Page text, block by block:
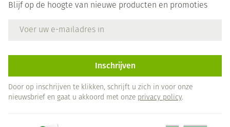
Blijf op de hoogte van nieuwe producten en promoties
Inschrijven
Door op inschrijven te klikken, schrijft u zich in voor onze
nieuwsbrief en gaat u akkoord met onze privacy policy.